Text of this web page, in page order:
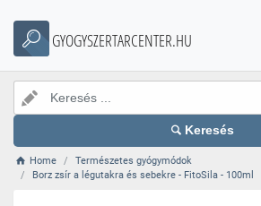
GYOGYSZERTARCENTER.HU
Keresés
Home
Természetes gyógymódok
Borz zsír a légutakra és sebekre - FitoSila - 100ml